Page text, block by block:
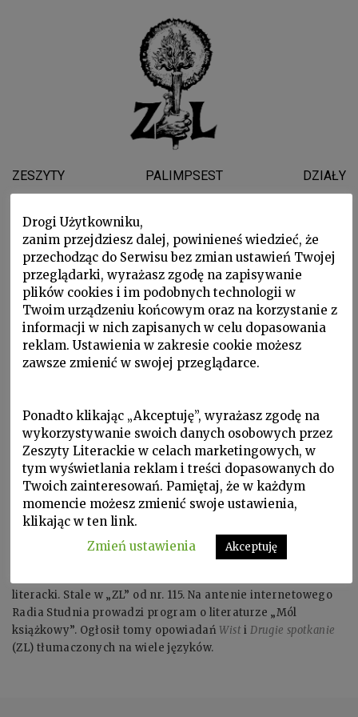
ZESZYTY PALIMPSEST DZIAŁY
MACIEJ
MIŁKOWSKI
literacki. Stale w „ZL” od nr. 115. Na antenie internetowego
Radia Studnia prowadzi program o literaturze „Mól
książkowy”. Ogłosił tomy opowiadań WistiDrugie spotkanie
(ZL) tłumaczonych na wiele języków.
Drogi Użytkowniku,
zanim przejdziesz dalej, powinieneś wiedzieć, że
przechodząc do Serwisu bez zmian ustawień Twojej
przeglądarki, wyrażasz zgodę na zapisywanie
plików cookies i im podobnych technologii w
Twoim urządzeniu końcowym oraz na korzystanie z
informacji w nich zapisanych w celu dopasowania
reklam. Ustawienia w zakresie cookie możesz
zawsze zmienić w swojej przeglądarce.
Ponadto klikając „Akceptuję”, wyrażasz zgodę na
wykorzystywanie swoich danych osobowych przez
Zeszyty Literackie w celach marketingowych, w
tym wyświetlania reklam i treści dopasowanych do
Twoich zainteresowań. Pamiętaj, że w każdym
momencie możesz zmienić swoje ustawienia,
klikając w ten link.
Zmień ustawienia
Akceptuję